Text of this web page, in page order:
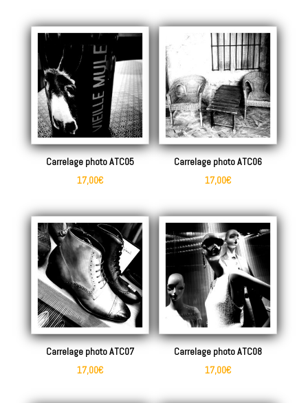
Carrelage photo ATC05
17,00€
Carrelage photo ATC06
17,00€
Carrelage photo ATC07
17,00€
Carrelage photo ATC08
17,00€